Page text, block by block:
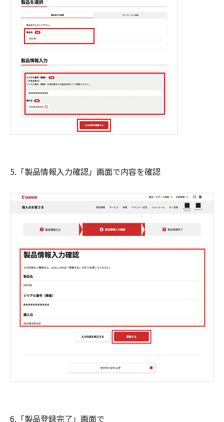
5.「製品情報入力確認」画面で内容を確認
6.「製品登録完了」画面で